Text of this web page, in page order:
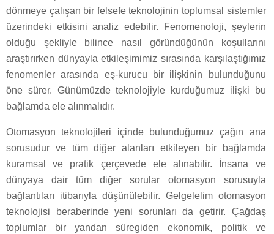
dönmeye çalışan bir felsefe teknolojinin toplumsal sistemler
üzerindeki etkisini analiz edebilir. Fenomenoloji, şeylerin
olduğu şekliyle bilince nasıl göründüğünün koşullarını
araştırırken dünyayla etkileşimimiz sırasında karşılaştığımız
fenomenler arasında eş-kurucu bir ilişkinin bulunduğunu
öne sürer. Günümüzde teknolojiyle kurduğumuz ilişki bu
bağlamda ele alınmalıdır.
Otomasyon teknolojileri içinde bulunduğumuz çağın ana
sorusudur ve tüm diğer alanları etkileyen bir bağlamda
kuramsal ve pratik çerçevede ele alınabilir. İnsana ve
dünyaya dair tüm diğer sorular otomasyon sorusuyla
bağlantıları itibarıyla düşünülebilir. Gelgelelim otomasyon
teknolojisi beraberinde yeni sorunları da getirir. Çağdaş
toplumlar bir yandan süregiden ekonomik, politik ve